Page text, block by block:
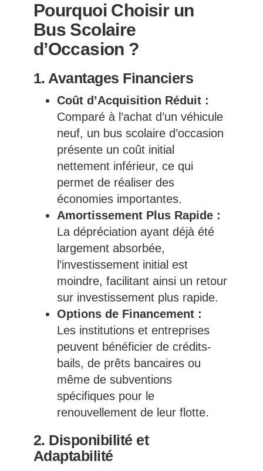
Pourquoi Choisir un
Bus Scolaire
d’Occasion ?
1. Avantages Financiers
Coût d’Acquisition Réduit :
Comparé à l’achat d’un véhicule
neuf, un bus scolaire d’occasion
présente un coût initial
nettement inférieur, ce qui
permet de réaliser des
économies importantes.
Amortissement Plus Rapide :
La dépréciation ayant déjà été
largement absorbée,
l’investissement initial est
moindre, facilitant ainsi un retour
sur investissement plus rapide.
Options de Financement :
Les institutions et entreprises
peuvent bénéficier de crédits-
bails, de prêts bancaires ou
même de subventions
spécifiques pour le
renouvellement de leur flotte.
2. Disponibilité et
Adaptabilité